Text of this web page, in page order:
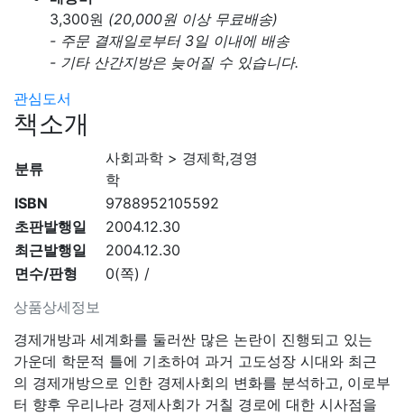
3,300원 (20,000원 이상 무료배송)
- 주문 결재일로부터 3일 이내에 배송
- 기타 산간지방은 늦어질 수 있습니다.
관심도서
책소개
상품상세정보
분류
사회과학 > 경제학,경영
학
ISBN
9788952105592
초판발행일
2004.12.30
최근발행일
2004.12.30
면수/판형
0(쪽) /
경제개방과 세계화를 둘러싼 많은 논란이 진행되고 있는
가운데 학문적 틀에 기초하여 과거 고도성장 시대와 최근
의 경제개방으로 인한 경제사회의 변화를 분석하고, 이로부
터 향후 우리나라 경제사회가 거칠 경로에 대한 시사점을